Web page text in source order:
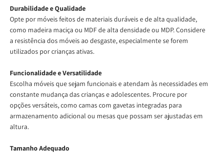
Durabilidade e Qualidade
Opte por móveis feitos de materiais duráveis ​​e de alta qualidade,
como madeira maciça ou MDF de alta densidade ou MDP. Considere
a resistência dos móveis ao desgaste, especialmente se forem
utilizados por crianças ativas.
Funcionalidade e Versatilidade
Escolha móveis que sejam funcionais e atendam às necessidades em
constante mudança das crianças e adolescentes. Procure por
opções versáteis, como camas com gavetas integradas para
armazenamento adicional ou mesas que possam ser ajustadas em
altura.
Tamanho Adequado